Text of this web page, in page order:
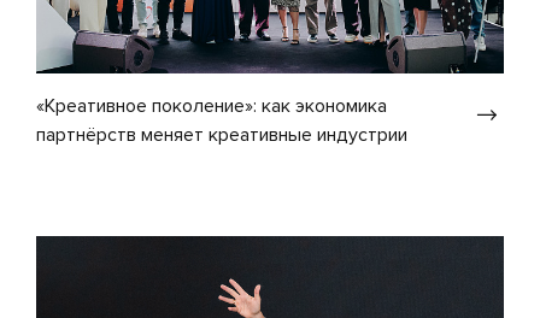
«Креативное поколение»: как экономика
партнёрств меняет креативные индустрии